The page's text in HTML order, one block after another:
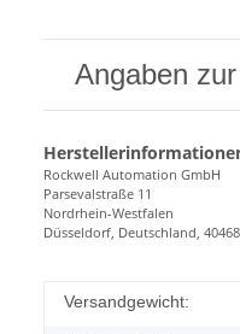
Angaben
Rockwell Automation GmbH
Parsevalstraße 11
Nordrhein-Westfalen
Düsseldorf, Deutschland, 40468
Versandgewicht: